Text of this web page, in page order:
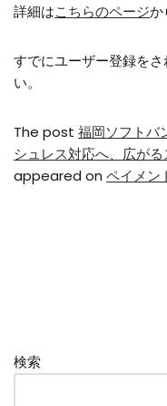
詳細はこちらのページか
すでにユーザー登録を
い。
The post 福岡ソフトバ
シュレス対応へ、広が
appeared on ペイメン
検索